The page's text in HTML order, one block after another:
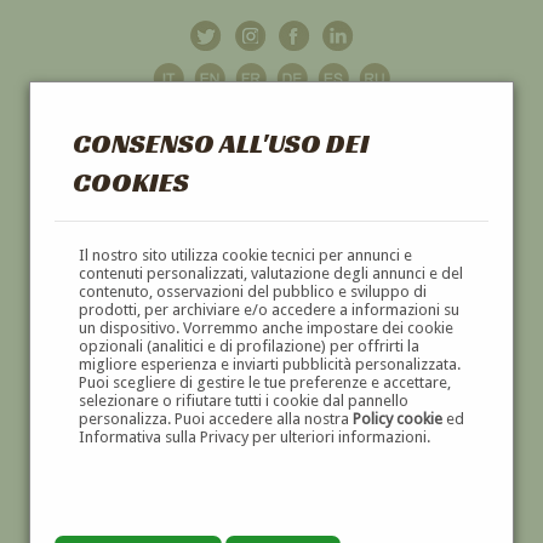
CONSENSO ALL'USO DEI
COOKIES
Il nostro sito utilizza cookie tecnici per annunci e
contenuti personalizzati, valutazione degli annunci e del
contenuto, osservazioni del pubblico e sviluppo di
prodotti, per archiviare e/o accedere a informazioni su
un dispositivo. Vorremmo anche impostare dei cookie
opzionali (analitici e di profilazione) per offrirti la
migliore esperienza e inviarti pubblicità personalizzata.
Puoi scegliere di gestire le tue preferenze e accettare,
selezionare o rifiutare tutti i cookie dal pannello
personalizza. Puoi accedere alla nostra Policy cookieed
Informativa sulla Privacy per ulteriori informazioni.
GALLERIAD'ARTE
DIPINTI E SCULTURE '800 E '900